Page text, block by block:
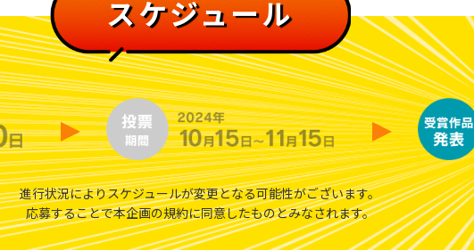
スケジュール
進行状況によりスケジュールが変更となる可能性がございます。
応募することで本企画の規約に同意したものとみなされます。